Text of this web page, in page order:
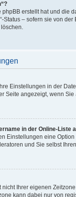
phpBB erstellt hat und
Status – sofern sie von
Einstellungen in der
Seite angezeigt, wenn
in der Online-Liste
Einstellungen eine
und Sie selbst
Ihrer eigenen
kann dabei nur von